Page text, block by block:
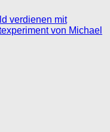
verdienen mit
von Michael